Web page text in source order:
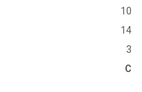
10
14
3
C